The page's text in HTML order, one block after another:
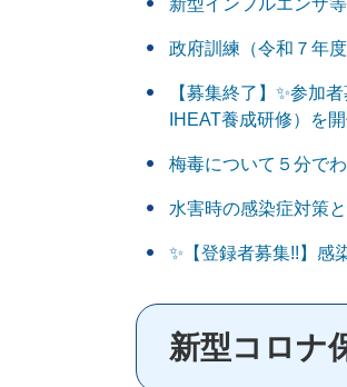
政府訓練（令和７年
【募集終了】✨参加
IHEAT養成研修）を
梅毒について５分で
水害時の感染症対策
✨【登録者募集!!】感
新型コロナ